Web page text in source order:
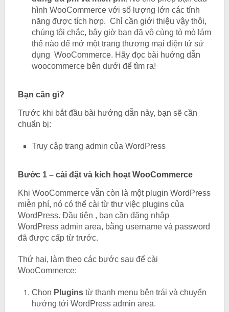
hình WooCommerce với số lượng lớn các tính
năng được tích hợp. Chỉ cần giới thiệu vậy thôi,
chúng tôi chắc, bây giờ bạn đã vô cùng tò mò lám
thế nào để mở một trang thương mại điện tử sử
dụng WooCommerce. Hãy đọc bài huớng dẫn
woocommerce bên dưới để tìm ra!
Bạn cần gì?
Trước khi bắt đầu bài hướng dẫn này, bạn sẽ cần
chuẩn bị:
Truy cập trang admin của WordPress
Bước 1 – cài đặt và kích hoạt WooCommerce
Khi WooCommerce vẫn còn là một plugin WordPress
miễn phí, nó có thể cài từ thư việc plugins của
WordPress. Đầu tiên , bạn cần đăng nhập
WordPress admin area, bằng username và password
đã được cấp từ trước.
Thứ hai, làm theo các bước sau để cài
WooCommerce:
Chọn Pluginstừ thanh menu bên trái và chuyển
hướng tới WordPress admin area.